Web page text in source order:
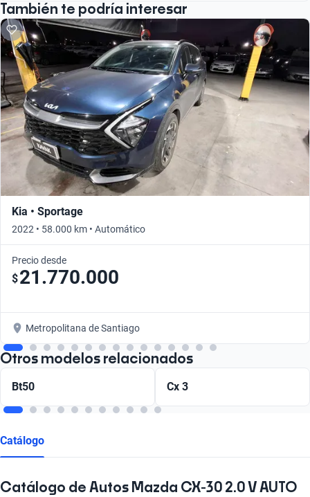
También te podría interesar
Kia • Sportage
2022 • 58.000 km • Automático
Precio desde
$21.770.000
Metropolitana de Santiago
Otros modelos relacionados
Bt50 Cx 3
Catálogo
Catálogo de Autos Mazda CX-30 2.0 V AUTO